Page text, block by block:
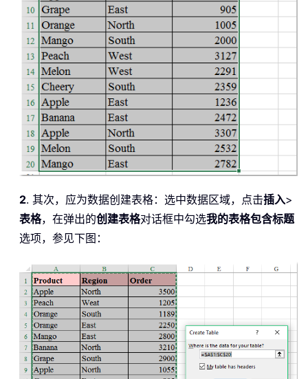
2. 其次，应为数据创建表格：选中数据区域，点击插入>
表格，在弹出的创建表格对话框中勾选我的表格包含标题
选项，参见下图：